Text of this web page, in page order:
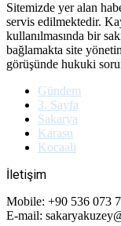
Sitemizde yer alan
servis edilmektedir.
kullanılmasında bir
bağlamakta site
görüşünde hukuki
Gündem
3. Sayfa
Sakarya
Karasu
Kocaali
İletişim
Mobile: +90 536 073
E-mail: